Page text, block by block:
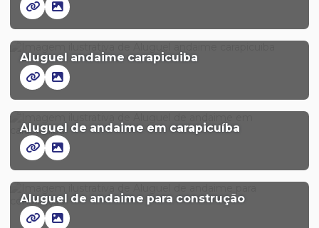
Aluguel andaime carapicuiba
Aluguel de andaime em carapicuíba
Aluguel de andaime para construção